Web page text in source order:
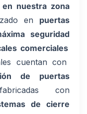
nuestra zona
en puertas
seguridad
comerciales
cuentan con
de puertas
con
de cierre